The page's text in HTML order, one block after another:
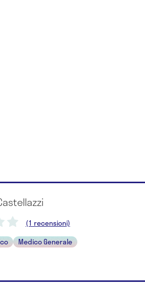
(1 recensioni)
Medico Generale